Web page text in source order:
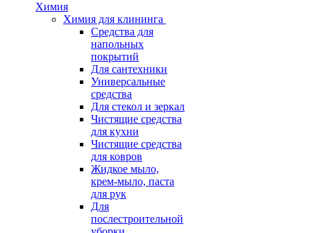
Химия
Химия для клининга
Средства для
напольных
покрытий
Для сантехники
Универсальные
средства
Для стекол и зеркал
Чистящие средства
для кухни
Чистящие средства
для ковров
Жидкое мыло,
крем-мыло, паста
для рук
Для
послестроительной